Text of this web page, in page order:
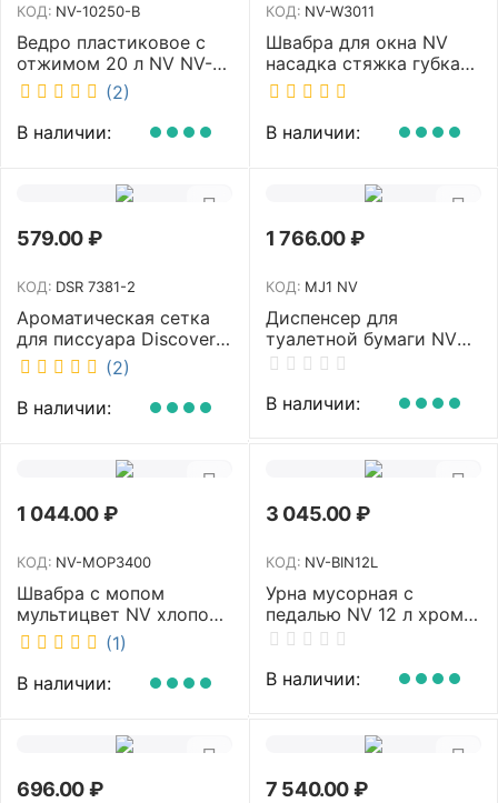
КОД: NV-10250-B
Ведро пластиковое с
отжимом 20 л NV NV-
10250-B
(2)
В наличии:
КОД: NV-W3011
Швабра для окна NV
насадка стяжка губка
30 см телескопическая
рукоятка 70-110 см NV-
W3011
В наличии:
579.00₽
КОД: DSR 7381-2
Ароматическая сетка
для писсуара Discover
аромат Queen DSR
7381-2
(2)
В наличии:
1 766.00₽
КОД: MJ1 NV
Диспенсер для
туалетной бумаги NV
белый MJ1 NV
В наличии:
1 044.00₽
КОД: NV-MOP3400
Швабра с мопом
мультицвет NV хлопок
40 см NV-MOP3400
(1)
В наличии:
3 045.00₽
КОД: NV-BIN12L
Урна мусорная с
педалью NV 12 л хром
NV-BIN12L
В наличии:
696.00₽ 7 540.00₽